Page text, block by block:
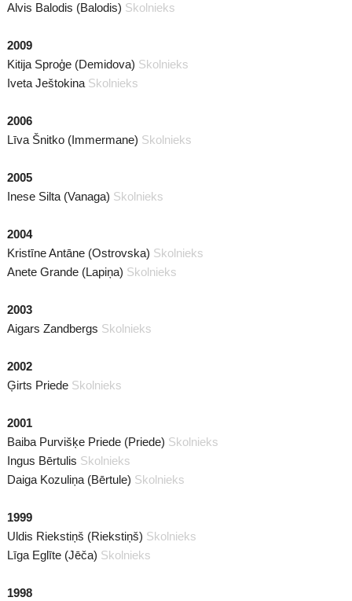
Alvis Balodis (Balodis) Skolnieks
2009
Kitija Sproģe (Demidova) Skolnieks
Iveta Ještokina Skolnieks
2006
Līva Šnitko (Immermane) Skolnieks
2005
Inese Silta (Vanaga) Skolnieks
2004
Kristīne Antāne (Ostrovska) Skolnieks
Anete Grande (Lapiņa) Skolnieks
2003
Aigars Zandbergs Skolnieks
2002
Ģirts Priede Skolnieks
2001
Baiba Purvišķe Priede (Priede) Skolnieks
Ingus Bērtulis Skolnieks
Daiga Kozuliņa (Bērtule) Skolnieks
1999
Uldis Riekstiņš (Riekstiņš) Skolnieks
Līga Eglīte (Jēča) Skolnieks
1998